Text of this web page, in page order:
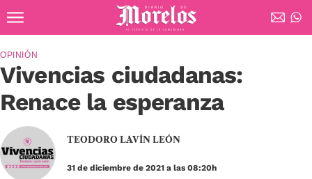
Diario de Morelos
Vivencias ciudadanas:
Renace la esperanza
OPINIÓN
TEODORO LAVÍN LEÓN
31 de diciembre de 2021 a las 08:20h